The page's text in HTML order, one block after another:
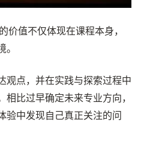
价值不仅体现在课程本身，
。
观点，并在实践与探索过程中
比过早确定未来专业方向，
验中发现自己真正关注的问